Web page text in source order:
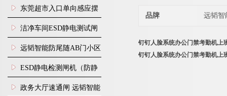
装
东莞超市入口单向感应摆
闸安装
洁净车间ESD静电测试闸
机
远韬智能防尾随AB门小区
门禁闸机安装
​ESD静电检测闸机（防静
电门禁通道系统）
政务大厅速通闸 远韬智能
品牌 远韬智
钉钉人脸系统办公门禁考勤机上
钉钉人脸系统办公门禁考勤机上